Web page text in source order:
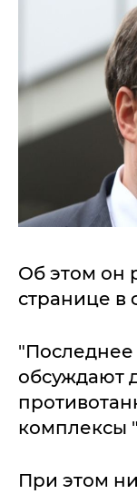
Об этом он
странице в
"Последнее
обсуждают
комплексы
При этом